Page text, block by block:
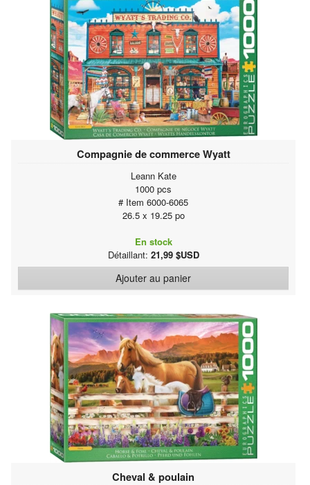
Compagnie de commerce Wyatt
Leann Kate
1000 pcs
# Item 6000-6065
26.5 x 19.25 po
En stock
Détaillant: 21,99 $USD
Ajouter au panier
Cheval & poulain